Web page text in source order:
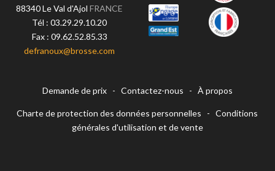
88340Le Val d'Ajol FRANCE
Tél :03.29.29.10.20
Fax : 09.62.52.85.33
defranoux@brosse.com
Demande de prix- Contactez-nous - À propos
Charte de protection des données personnelles -Conditions
générales d'utilisation et de vente